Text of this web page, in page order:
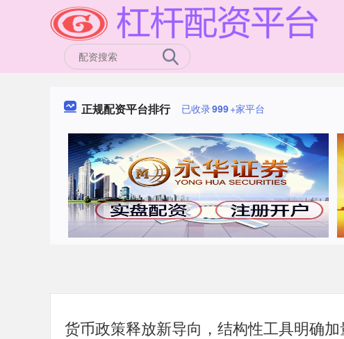
正规配资平台排行 已收录999+家平台
货币政策释放新导向，结构性工具明确加